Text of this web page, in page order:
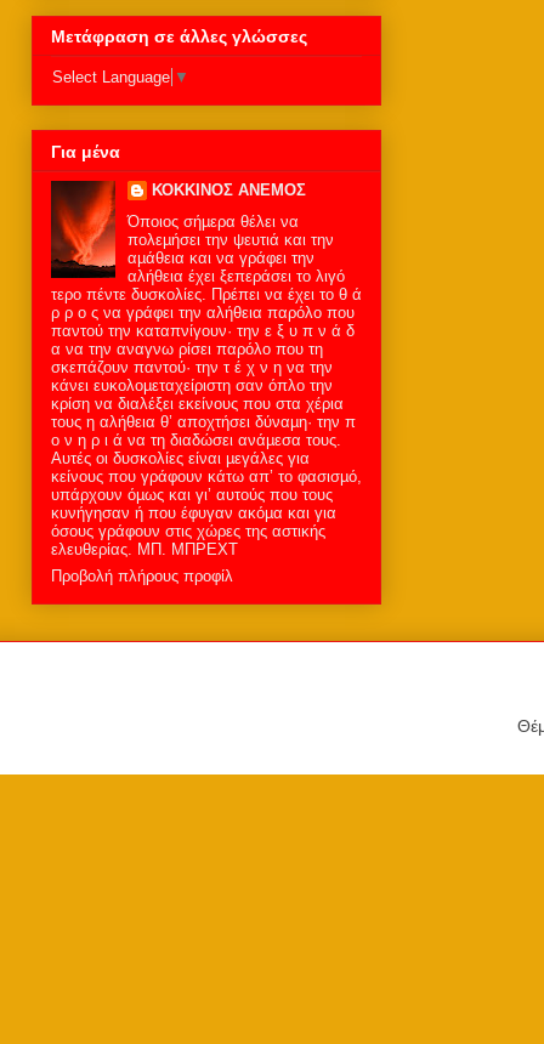
Μετάφραση σε άλλες γλώσσες
Select Language ▼
Για μένα
ΚΟΚΚΙΝΟΣ ΑΝΕΜΟΣ
Όποιος σήµερα θέλει να
πολεµήσει την ψευτιά και την
αµάθεια και να γράφει την
αλήθεια έχει ξεπεράσει το λιγό
τερο πέντε δυσκολίες. Πρέπει να έχει το θ ά
ρ ρ ο ς να γράφει την αλήθεια παρόλο που
παντού την καταπνίγουν· την ε ξ υ π ν ά δ
α να την αναγνω ρίσει παρόλο που τη
σκεπάζουν παντού· την τ έ χ ν η να την
κάνει ευκολοµεταχείριστη σαν όπλο την
κρίση να διαλέξει εκείνους που στα χέρια
τους η αλήθεια θ’ αποχτήσει δύναµη· την π
ο ν η ρ ι ά να τη διαδώσει ανάµεσα τους.
Αυτές οι δυσκολίες είναι µεγάλες για
κείνους που γράφουν κάτω απ’ το φασισµό,
υπάρχουν όµως και γι’ αυτούς που τους
κυνήγησαν ή που έφυγαν ακόµα και για
όσους γράφουν στις χώρες της αστικής
ελευθερίας. MΠ. ΜΠΡΕΧΤ
Προβολή πλήρους προφίλ